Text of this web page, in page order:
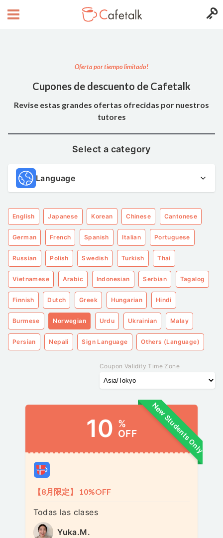
Oferta por tiempo limitado!
Cupones de descuento de Cafetalk
Revise estas grandes ofertas ofrecidas por nuestros
tutores
Select a category
Language
English Japanese Korean Chinese Cantonese
German French Spanish Italian Portuguese
Russian Polish Swedish Turkish Thai
Vietnamese Arabic Indonesian Serbian Tagalog
Finnish Dutch Greek Hungarian Hindi
Burmese Norwegian Urdu Ukrainian Malay
Persian Nepali Sign Language Others (Language)
Coupon Validity Time Zone
New Students Only
10 %
OFF
【8月限定】 10%OFF
Todas las clases
Yuka.M.